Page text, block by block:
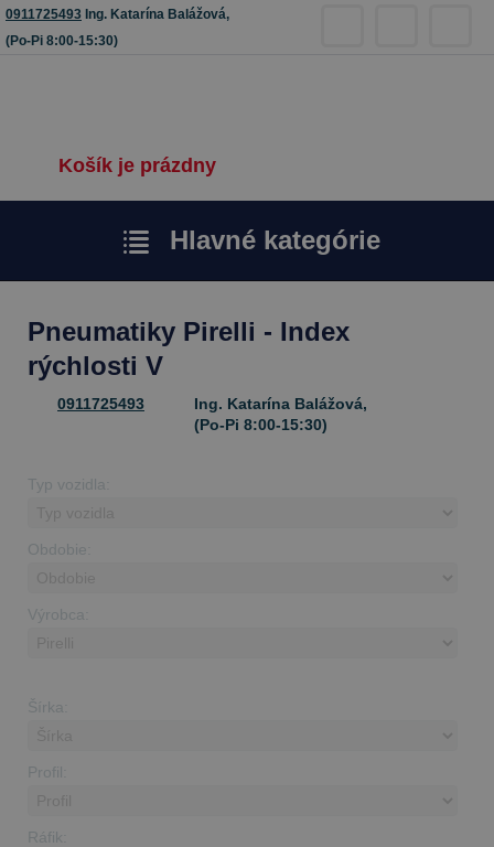
0911725493 Ing. Katarína Balážová,
(Po-Pi 8:00-15:30)
Košík je prázdny
Hlavné kategórie
Pneumatiky Pirelli - Index
rýchlosti V
0911725493
Ing. Katarína Balážová,
(Po-Pi 8:00-15:30)
Typ vozidla:
Obdobie:
Výrobca:
Šírka:
Profil:
Ráfik: